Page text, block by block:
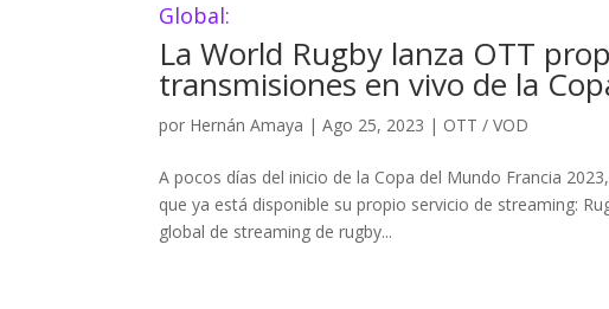
Global:
La World Rugby lanza OTT
transmisiones en vivo de la
por Hernán Amaya |Ago 25, 2023 | OTT / VOD
A pocos días del inicio de la Copa del Mundo Francia
que ya está disponible su propio servicio de streaming:
global de streaming de rugby...